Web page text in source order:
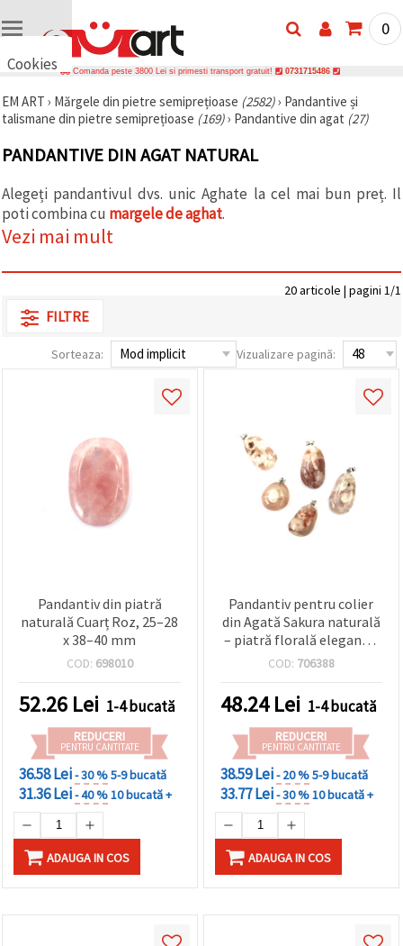
Cookies
vrem să vă
oferim
cookie -uri.
Cu toate
sunt diferite
de cele pe
care le
cunoașteți,
suntem
veți avea
experiență
amintindu-
un tip de
dat și
toate!
Setări
0
Comanda peste 3800 Lei si primesti transport gratuit! 0731715486
EM ART › Mărgele din pietre semiprețioase (2582)› Pandantive și
talismane din pietre semiprețioase (169)› Pandantive din agat (27)
PANDANTIVE DIN AGAT NATURAL
Alegeți pandantivul dvs. unic Aghate la cel mai bun preț. Il
poti combina cu margele de aghat.
Vezi mai mult
20 articole | pagini 1/1
FILTRE
Sorteaza: Vizualizare pagină:
Pandantiv din piatră
naturală Cuarț Roz, 25–28
x 38–40 mm
COD: 698010
52.26 Lei 1-4 bucată
REDUCERI
PENTRU CANTITATE
36.58 Lei- 30 %5-9 bucată
31.36 Lei- 40 %10 bucată +
ADAUGA IN COS
Pandantiv pentru colier
din Agată Sakura naturală
– piatră florală elegantă,
dimensiuni asortate
bijuterii handmade
COD: 706388
48.24Lei 1-4 bucată
REDUCERI
PENTRU CANTITATE
38.59 Lei- 20 %5-9 bucată
33.77 Lei- 30 %10 bucată +
ADAUGA IN COS